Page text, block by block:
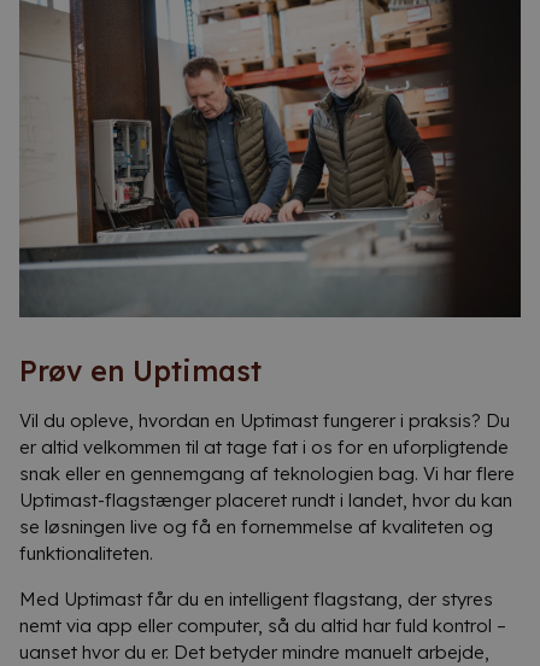
Prøv en Uptimast
Vil du opleve, hvordan en Uptimast fungerer i praksis? Du
er altid velkommen til at tage fat i os for en uforpligtende
snak eller en gennemgang af teknologien bag. Vi har flere
Uptimast-flagstænger placeret rundt i landet, hvor du kan
se løsningen live og få en fornemmelse af kvaliteten og
funktionaliteten.
Med Uptimast får du en intelligent flagstang, der styres
nemt via app eller computer, så du altid har fuld kontrol –
uanset hvor du er. Det betyder mindre manuelt arbejde,